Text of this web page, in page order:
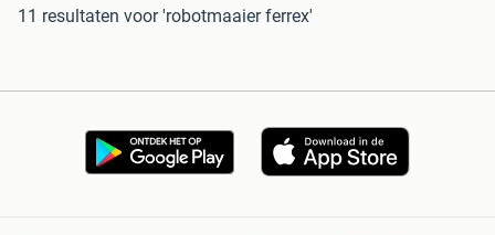
11 resultaten voor 'robotmaaier ferrex'